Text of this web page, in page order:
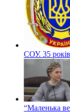
СОУ. 35
“Маленька